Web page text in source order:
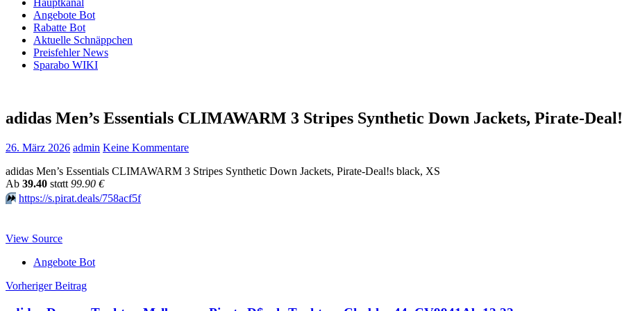
Hauptkanal
Angebote Bot
Rabatte Bot
Aktuelle Schnäppchen
Preisfehler News
Sparabo WIKI
adidas Men’s Essentials CLIMAWARM 3 Stripes Synthetic Down Jackets, Pirate-
26. März 2026 admin Keine Kommentare
adidas Men’s Essentials CLIMAWARM 3 Stripes Synthetic Down Jackets, Pirate-Deal!s black, XS
Аb 39.40 stαtt 99.90 €
⏩️ https://s.pirat.deals/758acf5f
View Source
Angebote Bot
Beitragsnavigation
Vorheriger Beitrag